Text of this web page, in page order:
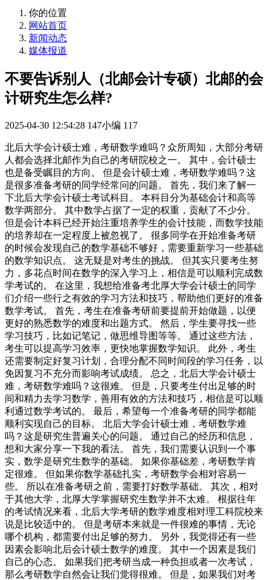
你的位置
网站首页
新闻动态
媒体报道
不要告诉别人（北邮会计专硕）北邮的会
计研究生怎么样?
2025-04-30 12:54:28 147小编 117
北后大学会计硕士难，考研数学难吗？众所周知，大部分考研
人都会选择北邮作为自己的考研院校之一。 其中，会计硕士
也是备受瞩目的方向。 但是会计硕士难，考研数学难吗？这
是很多准备考研的同学经常问的问题。 首先，我们来了解一
下北后大学会计硕士考试科目。 本科目分为基础会计和高等
数学两部分。 其中数学占据了一定的权重，贡献了不少分。
但是会计本科已经开始注重培养学生的会计技能，而数学技能
的培养却在一定程度上被忽视了。 很多同学在开始准备考研
的时候会发现自己的数学基础不够好，需要重新学习一些基础
的数学知识点。 这无疑是对考生的挑战。 但其实只要考生努
力，多花点时间在数学的深入学习上，相信是可以顺利完成数
学考试的。 在这里，我想给准备考北厚大学会计硕士的同学
们介绍一些行之有效的学习方法和技巧，帮助他们更好的准备
数学考试。 首先，考生在准备考研前要提前开始做题，以便
更好的熟悉数学的难度和出题方式。 然后，学生要寻找一些
学习技巧，比如记笔记，做思维导图等等。 通过这些方法，
考生可以提高学习效率，更快地掌握数学知识。 此外，考生
还需要制定好复习计划，合理分配不同时间段的学习任务，以
免因复习不充分而影响考试成绩。 总之，北后大学会计硕士
难，考研数学难吗？这很难。 但是，只要考生付出足够的时
间和精力去学习数学，善用有效的方法和技巧，相信是可以顺
利通过数学考试的。 最后，希望每一个准备考研的同学都能
顺利实现自己的目标。 北后大学会计硕士难，考研数学难
吗？这是研究生普遍关心的问题。 通过自己的经历和信息，
想和大家分享一下我的看法。 首先，我们需要认识到一个事
实，数学是研究生数学的基础。 如果你基础差，考研数学肯
定很难。 但如果你数学基础扎实，考研数学会相对容易一
些。 所以在准备考研之前，需要打好数学基础。 其次，相对
于其他大学，北厚大学掌握研究生数学并不太难。 根据往年
的考试情况来看，北后大学考研的数学难度相对理工科院校来
说是比较适中的。 但是考研本来就是一件很难的事情，无论
哪个机构，都需要付出足够的努力。 另外，我觉得还有一些
因素会影响北后会计硕士数学的难度。 其中一个因素是我们
自己的心态。 如果我们把考研当成一种负担或者一次考试，
那么考研数学自然会让我们觉得很难。 但是，如果我们对考